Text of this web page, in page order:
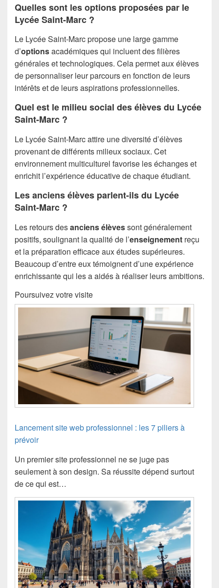
Quelles sont les options proposées par le
Lycée Saint-Marc ?
Le Lycée Saint-Marc propose une large gamme
d’optionsacadémiques qui incluent des filières
générales et technologiques. Cela permet aux élèves
de personnaliser leur parcours en fonction de leurs
intérêts et de leurs aspirations professionnelles.
Quel est le milieu social des élèves du Lycée
Saint-Marc ?
Le Lycée Saint-Marc attire une diversité d’élèves
provenant de différents milieux sociaux. Cet
environnement multiculturel favorise les échanges et
enrichit l’expérience éducative de chaque étudiant.
Les anciens élèves parlent-ils du Lycée
Saint-Marc ?
Les retours desanciens élèvessont généralement
positifs, soulignant la qualité de l’enseignement reçu
et la préparation efficace aux études supérieures.
Beaucoup d’entre eux témoignent d’une expérience
enrichissante qui les a aidés à réaliser leurs ambitions.
Poursuivez votre visite
Lancement site web professionnel : les 7 piliers à
prévoir
Un premier site professionnel ne se juge pas
seulement à son design. Sa réussite dépend surtout
de ce qui est…